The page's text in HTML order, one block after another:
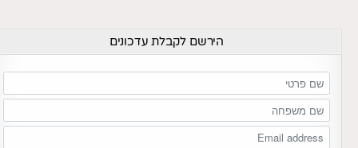
הירשם לקבלת עדכונים